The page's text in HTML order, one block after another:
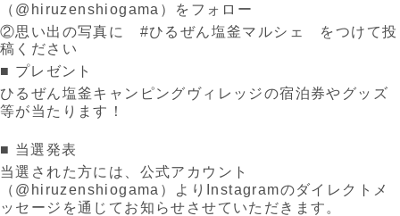
（@hiruzenshiogama）をフォロー
②思い出の写真に #ひるぜん塩釜マルシェ をつけて投
稿ください
■ プレゼント
ひるぜん塩釜キャンピングヴィレッジの宿泊券やグッズ
等が当たります！
■ 当選発表
当選された方には、公式アカウント
（@hiruzenshiogama）よりInstagramのダイレクトメ
ッセージを通じてお知らせさせていただきます。